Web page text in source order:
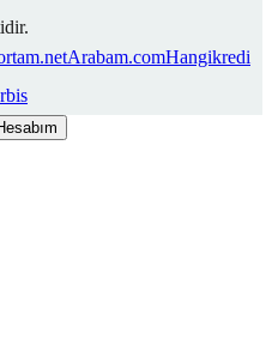
Arabam.comHangikredi